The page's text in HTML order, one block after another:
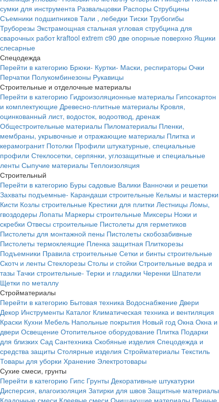
сумки для инструмента Развальцовки Распоры Струбцины
Съемники подшипников Тали , лебедки Тиски Трубогибы
Труборезы Экстрамощная стальная угловая струбцина для
сварочных работ kraftool extrem c90 две опорные поверхно Ящики
слесарные
Спецодежда
Перейти в категорию Брюки- Куртки- Маски, респираторы Очки
Перчатки Полукомбинезоны Рукавицы
Строительные и отделочные материалы
Перейти в категорию Гидроизоляционные материалы Гипсокартон
и комплектующие Древесно-плитные материалы Кровля,
оцинкованный лист, водосток, водоотвод, дренаж
Общестроительные материалы Пиломатериалы Пленки,
мембраны, укрывочные и отражающие материалы Плитка и
керамогранит Потолки Профили штукатурные, специальные
профили Стеклосетки, серпянки, углозащитные и специальные
ленты Сыпучие материалы Теплоизоляция
Строительный
Перейти в категорию Буры садовые Валики Ванночки и решетки
Захваты подъемные- Карандаши строительные Кельмы и мастерки
Кисти Козлы строительные Крестики для плитки Лестницы Ломы,
гвоздодеры Лопаты Маркеры строительные Миксеры Ножи и
скребки Отвесы строительные Пистолеты для герметиков
Пистолеты для монтажной пены Пистолеты скобозабивные
Пистолеты термоклеящие Пленка защитная Плиткорезы
Подъемники Правила строительные Сетки и бинты строительные
Скотч и ленты Стеклорезы Столы и стойки Строительные ведра и
тазы Тачки строительные- Терки и гладилки Черенки Шпатели
Щетки по металлу
Стройматериалы
Перейти в категорию Бытовая техника Водоснабжение Двери
Декор Инструменты Каталог Климатическая техника и вентиляция
Краски Кухни Мебель Напольные покрытия Новый год Окна Окна и
двери Освещение Отопительное оборудование Плитка Подарки
для близких Сад Сантехника Скобяные изделия Спецодежда и
средства защиты Столярные изделия Стройматериалы Текстиль
Товары для уборки Хранение Электротовары
Сухие смеси, грунты
Перейти в категорию Гипс Грунты Декоративные штукатурки
Дисперсия, влагоизоляция Затирки для швов Защитные материалы
Кладочные смеси Клеевые смеси Очищающие материалы Печные